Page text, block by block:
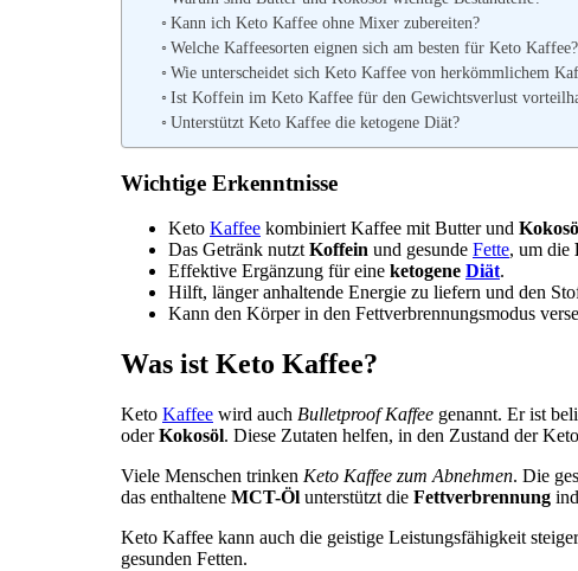
Kann ich Keto Kaffee ohne Mixer zubereiten?
Welche Kaffeesorten eignen sich am besten für Keto Kaffee?
Wie unterscheidet sich Keto Kaffee von herkömmlichem
Ist Koffein im Keto Kaffee für den Gewichtsverlust
Unterstützt Keto Kaffee die ketogene Diät?
Wichtige Erkenntnisse
Keto Kaffee kombiniert Kaffee mit Butter und
Das Getränk nutzt Koffein und gesunde Fette, um die
Effektive Ergänzung für eine ketogene Diät.
Hilft, länger anhaltende Energie zu liefern und den
Kann den Körper in den Fettverbrennungsmodus
Was ist Keto Kaffee?
Keto Kaffee wird auch Bulletproof Kaffee genannt. Er ist
oderKokosöl. Diese Zutaten helfen, in den Zustand der
Viele Menschen trinken Keto Kaffee zum Abnehmen. Die
das enthaltene MCT-Öl unterstützt die Fettverbrennung
Keto Kaffee kann auch die geistige Leistungsfähigkeit
gesunden Fetten.